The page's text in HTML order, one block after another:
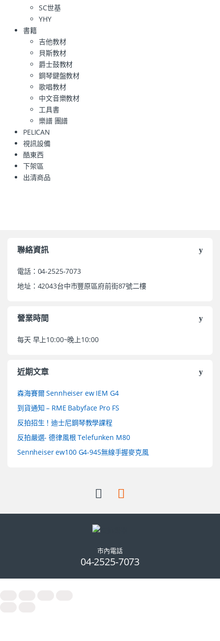
SC世基
YHY
書籍
吉他教材
貝斯教材
爵士鼓教材
鋼琴鍵盤教材
歌唱教材
中文音樂教材
工具書
樂譜 團譜
PELICAN
視訊設備
酷東西
下架區
出清商品
聯絡資訊
電話：04-2525-7073
地址：42043台中市豐原區府前街87號二樓
營業時間
每天 早上10:00~晚上10:00
近期文章
森海賽爾 Sennheiser ew IEM G4
到貨通知 – RME Babyface Pro FS
反拍招生！迪士尼鋼琴教學課程
反拍嚴選- 德律風根 Telefunken M80
Sennheiser ew100 G4-945無線手握麥克風
市內電話
04-2525-7073